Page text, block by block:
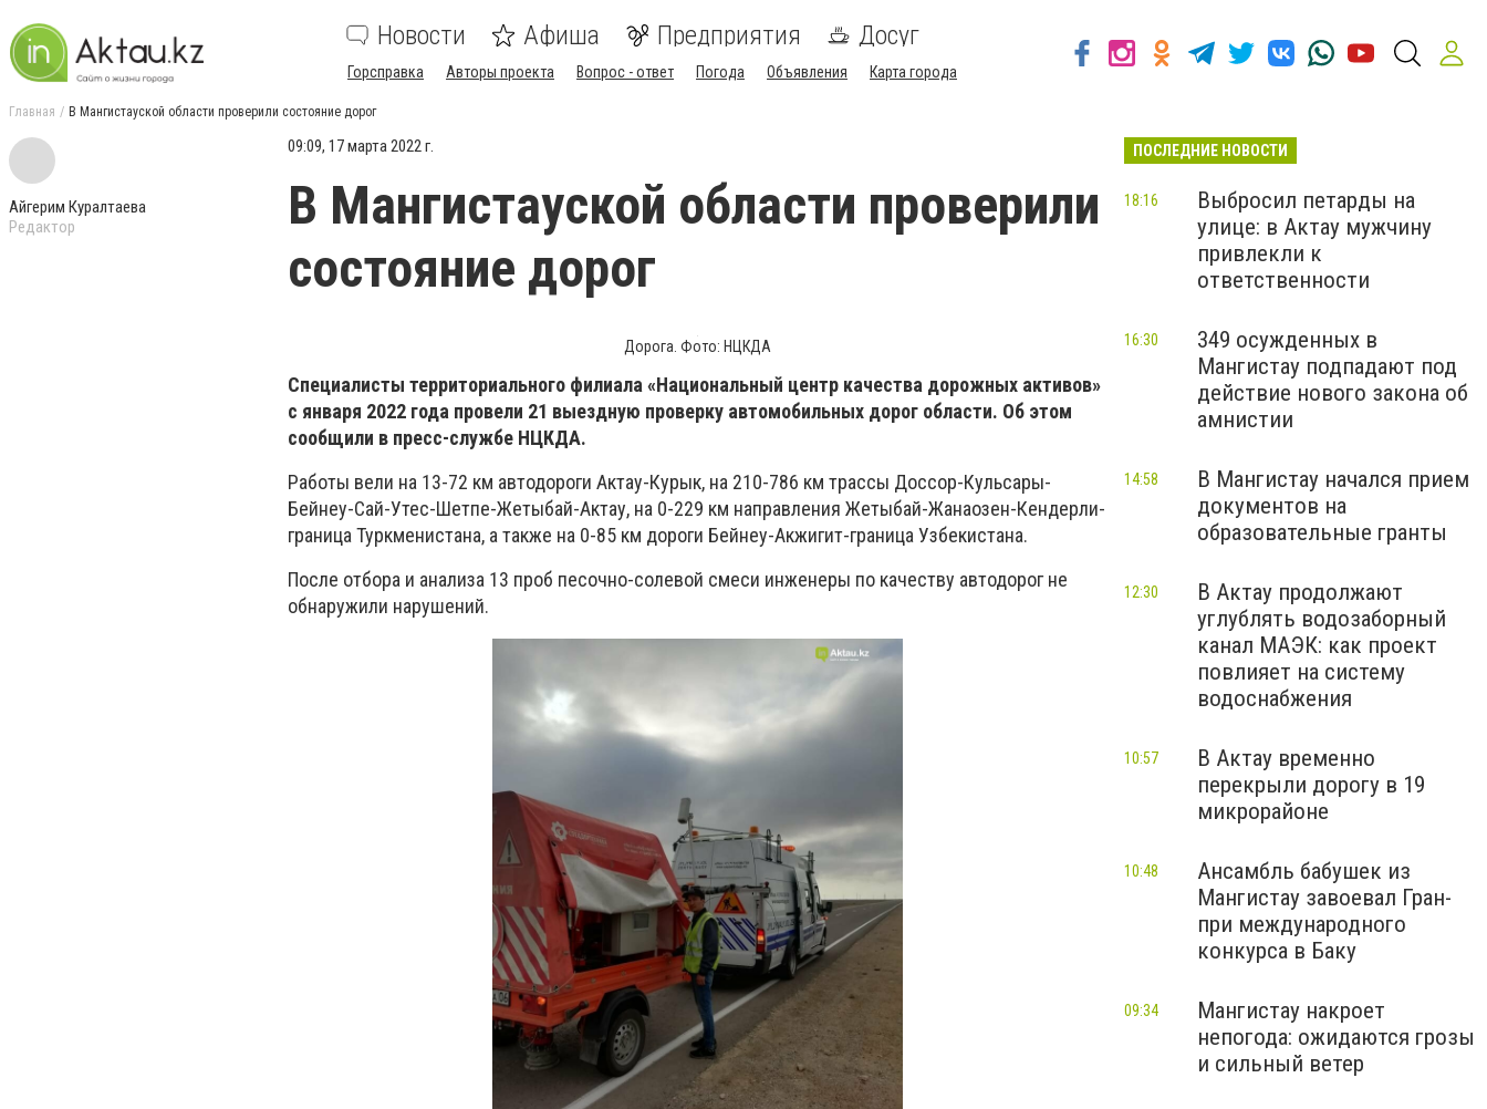
Новости Афиша Предприятия Досуг
Горсправка Авторы проекта Вопрос - ответ Погода Объявления Карта города
Главная В Мангистауской области проверили состояние дорог
Айгерим Куралтаева
Редактор
09:09, 17 марта 2022 г.
В Мангистауской области проверили
состояние дорог
Дорога. Фото: НЦКДА
Специалисты территориального филиала «Национальный центр качества дорожных активов»
с января 2022 года провели 21 выездную проверку автомобильных дорог области. Об этом
сообщили в пресс-службе НЦКДА.
Работы вели на 13-72 км автодороги Актау-Курык, на 210-786 км трассы Доссор-Кульсары-
Бейнеу-Сай-Утес-Шетпе-Жетыбай-Актау, на 0-229 км направления Жетыбай-Жанаозен-Кендерли-
граница Туркменистана, а также на 0-85 км дороги Бейнеу-Акжигит-граница Узбекистана.
После отбора и анализа 13 проб песочно-солевой смеси инженеры по качеству автодорог не
обнаружили нарушений.
ПОСЛЕДНИЕ НОВОСТИ
Выбросил петарды на
улице: в Актау мужчину
привлекли к
ответственности
18:16
349 осужденных в
Мангистау подпадают под
действие нового закона об
амнистии
16:30
В Мангистау начался прием
документов на
образовательные гранты
14:58
В Актау продолжают
углублять водозаборный
канал МАЭК: как проект
повлияет на систему
водоснабжения
12:30
В Актау временно
перекрыли дорогу в 19
микрорайоне
10:57
Ансамбль бабушек из
Мангистау завоевал Гран-
при международного
конкурса в Баку
10:48
Мангистау накроет
непогода: ожидаются грозы
и сильный ветер
09:34